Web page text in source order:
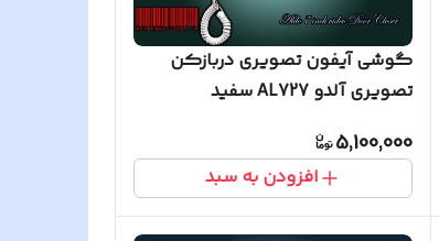
گوشی آیفون تصویری دربازکن
تصویری آلدو AL727 سفید
5,100,000
افزودن به سبد